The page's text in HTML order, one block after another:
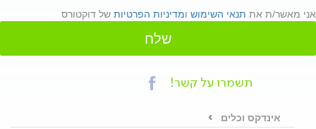
אני מאשר/ת את תנאי השימוש ומדיניות הפרטיות של דוקטורס
שלח
תשמרו על קשר!
אינדקס וכלים